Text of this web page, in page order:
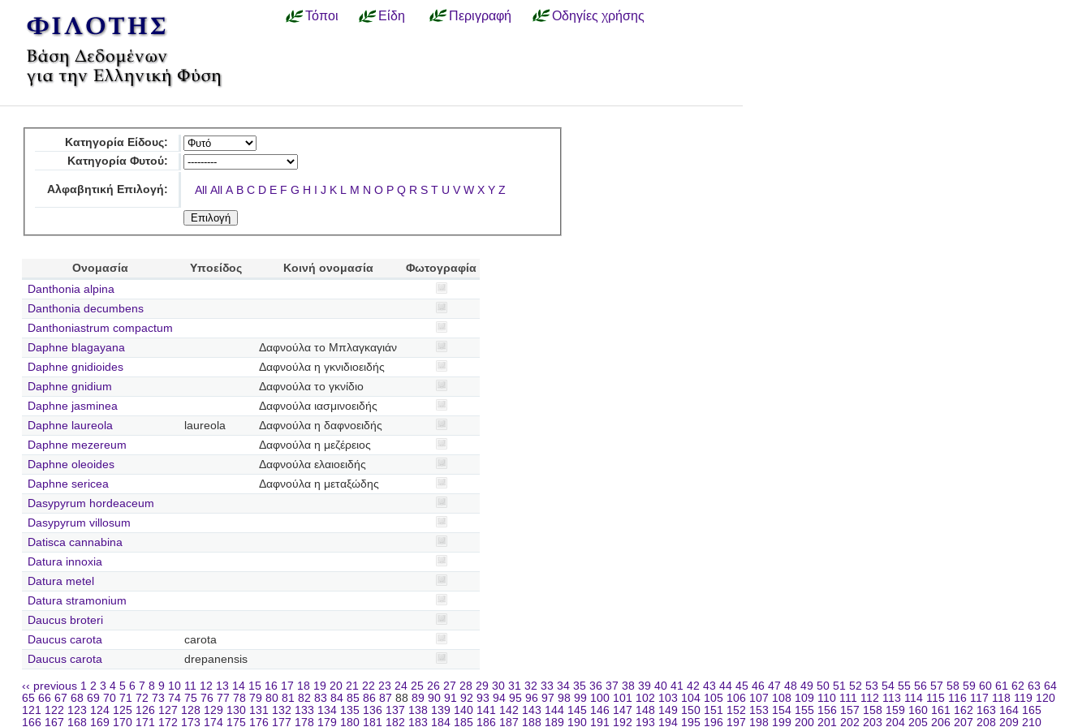
Τόποι Είδη Περιγραφή Οδηγίες χρήσης
Κατηγορία Είδους:
Κατηγορία Φυτού:
Αλφαβητική Επιλογή: All All A B C D E F G H I J K L M N O P Q R S T U V W X Y Z
Ονομασία Υποείδος Κοινή ονομασία
Φωτογραφία
Danthonia alpina
Danthonia decumbens
Danthoniastrum compactum
Daphne blagayana
Δαφνούλα το Μπλαγκαγιάν
Daphne gnidioides
Δαφνούλα η γκνιδιοειδής
Daphne gnidium
Δαφνούλα το γκνίδιο
Daphne jasminea
Δαφνούλα ιασμινοειδής
Daphne laureola
laureola
Δαφνούλα η δαφνοειδής
Daphne mezereum
Δαφνούλα η μεζέρειος
Daphne oleoides
Δαφνούλα ελαιοειδής
Daphne sericea
Δαφνούλα η μεταξώδης
Dasypyrum hordeaceum
Dasypyrum villosum
Datisca cannabina
Datura innoxia
Datura metel
Datura stramonium
Daucus broteri
Daucus carota
carota
Daucus carota
drepanensis
‹‹ previous 1 2 3 4 5 6 7 8 9 10 11 12 13 14 15 16 17 18 19 20 21 22 23 24 25 26 27 28 29 30 31 32 33 34 35 36 37 38 39 40 41 42 43 44 45 46 47 48 49 50 51 52 53 54 55 56 57 58 59 60 61 62 63 64
65 66 67 68 69 70 71 72 73 74 75 76 77 78 79 80 81 82 83 84 85 86 87 88 89 90 91 92 93 94 95 96 97 98 99 100 101 102 103 104 105 106 107 108 109 110 111 112 113 114 115 116 117 118 119 120
121 122 123 124 125 126 127 128 129 130 131 132 133 134 135 136 137 138 139 140 141 142 143 144 145 146 147 148 149 150 151 152 153 154 155 156 157 158 159 160 161 162 163 164 165
166 167 168 169 170 171 172 173 174 175 176 177 178 179 180 181 182 183 184 185 186 187 188 189 190 191 192 193 194 195 196 197 198 199 200 201 202 203 204 205 206 207 208 209 210